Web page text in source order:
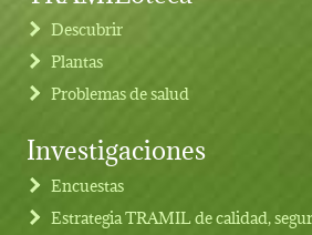
Footer menu
Descubrir
Plantas
Problemas de salud
Investigaciones
Encuestas
Estrategia TRAMIL de calidad,